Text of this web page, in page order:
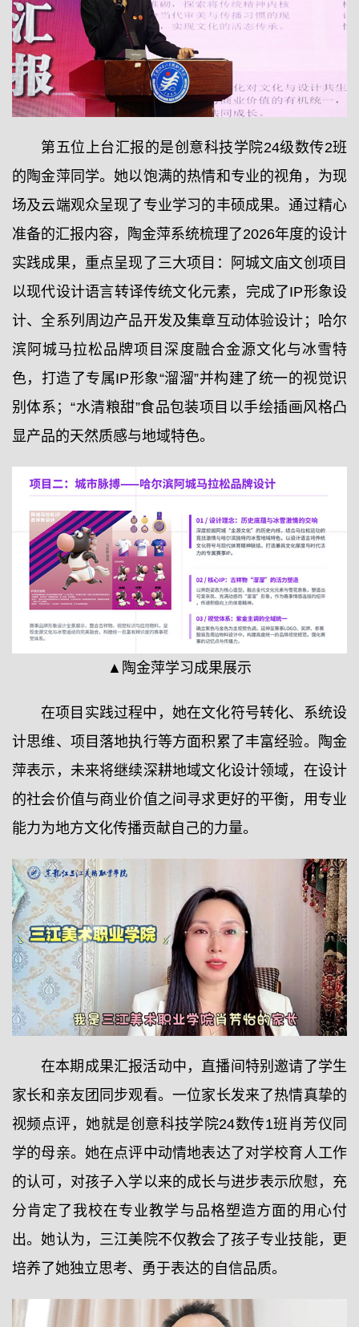
第五位上台汇报的是创意科技学院24级数传2班
的陶金萍同学。她以饱满的热情和专业的视角，为现
场及云端观众呈现了专业学习的丰硕成果。通过精心
准备的汇报内容，陶金萍系统梳理了2026年度的设计
实践成果，重点呈现了三大项目：阿城文庙文创项目
以现代设计语言转译传统文化元素，完成了IP形象设
计、全系列周边产品开发及集章互动体验设计；哈尔
滨阿城马拉松品牌项目深度融合金源文化与冰雪特
色，打造了专属IP形象“溜溜”并构建了统一的视觉识
别体系；“水清粮甜”食品包装项目以手绘插画风格凸
显产品的天然质感与地域特色。
▲陶金萍学习成果展示
在项目实践过程中，她在文化符号转化、系统设
计思维、项目落地执行等方面积累了丰富经验。陶金
萍表示，未来将继续深耕地域文化设计领域，在设计
的社会价值与商业价值之间寻求更好的平衡，用专业
能力为地方文化传播贡献自己的力量。
在本期成果汇报活动中，直播间特别邀请了学生
家长和亲友团同步观看。一位家长发来了热情真挚的
视频点评，她就是创意科技学院24数传1班肖芳仪同
学的母亲。她在点评中动情地表达了对学校育人工作
的认可，对孩子入学以来的成长与进步表示欣慰，充
分肯定了我校在专业教学与品格塑造方面的用心付
出。她认为，三江美院不仅教会了孩子专业技能，更
培养了她独立思考、勇于表达的自信品质。